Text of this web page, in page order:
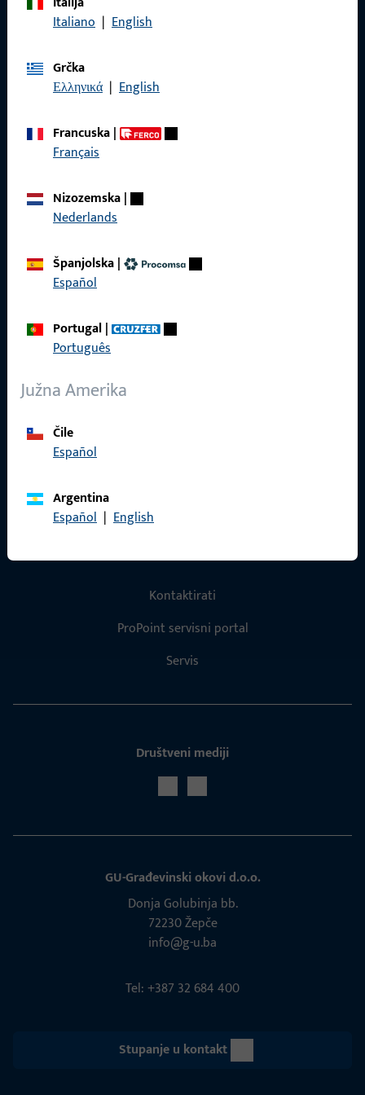
Italiano | English
Grčka
Ελληνικά | English
Francuska|
Français
Nizozemska|
Nederlands
Španjolska|
Español
Portugal|
Português
Južna Amerika
Čile
Español
Argentina
Español | English
Općenito
Impressum
Opći uvjeti poslovanja
Proizvodi
Kontakt
Kontaktirati
ProPoint servisni portal
Servis
Društveni mediji
GU-Građevinski okovi d.o.o.
Donja Golubinja bb.
72230 Žepče
info@g-u.ba
Tel: +387 32 684 400
Stupanje u kontakt